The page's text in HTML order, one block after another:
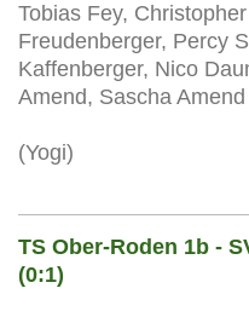
Tobias Fey,
Freudenberger, Percy
Kaffenberger, Nico
Amend, Sascha Amend
(Yogi)
TS Ober-Roden 1b -
(0:1)